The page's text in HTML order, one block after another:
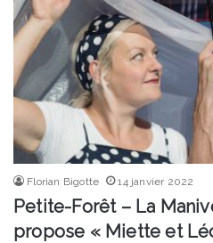
Florian Bigotte 14 janvier 2022
Petite-Forêt – La
propose « Miette et